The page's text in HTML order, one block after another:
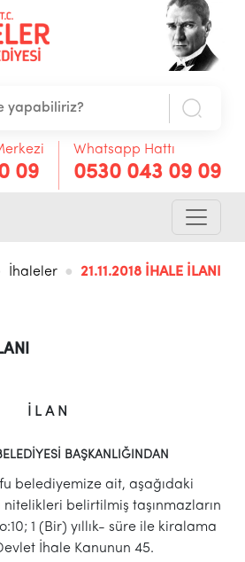
09
Whatsapp Hattı
0530 043 09 09
İhaleler 21.11.2018 İHALE İLANI
İ L A N
BAŞKANLIĞINDAN
belediyemize ait, aşağıdaki
belirtilmiş taşınmazların
1 (Bir) yıllık- süre ile kiralama
İhale Kanunun 45.